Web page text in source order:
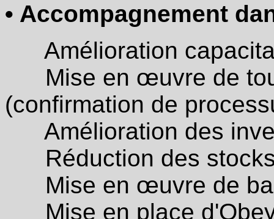
• Accompagnement
Amélioration
Mise en œuvre de
(confirmation de
Amélioration des
Réduction des stocks
Mise en œuvre de
Mise en place